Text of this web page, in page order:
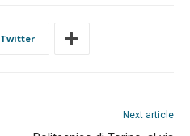
Twitter
Next article